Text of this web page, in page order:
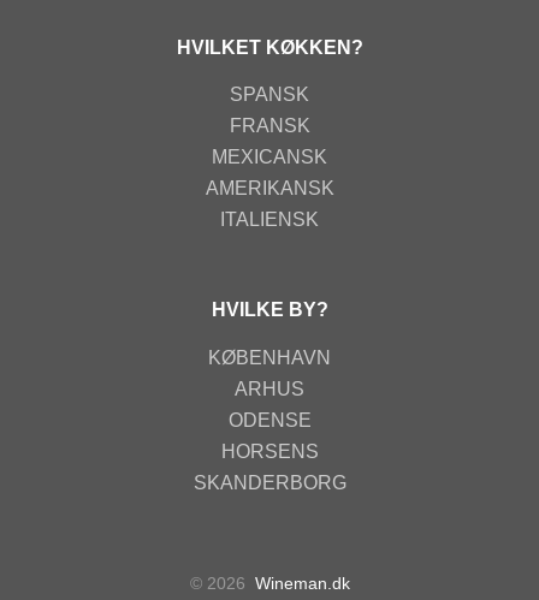
HVILKET KØKKEN?
SPANSK
FRANSK
MEXICANSK
AMERIKANSK
ITALIENSK
HVILKE BY?
KØBENHAVN
ARHUS
ODENSE
HORSENS
SKANDERBORG
© 2026 Wineman.dk